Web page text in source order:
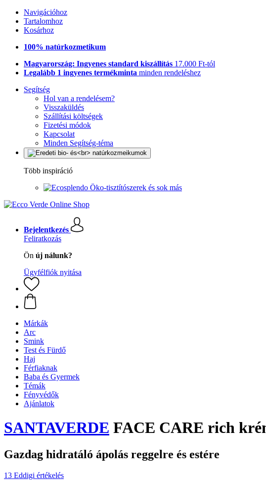
Navigációhoz
Tartalomhoz
Kosárhoz
100% natúrkozmetikum
Magyarország: Ingyenes standard kiszállítás 17.000 Ft-tól
Legalább 1 ingyenes termékminta minden rendeléshez
Segítség
Hol van a rendelésem?
Visszaküldés
Szállítási költségek
Fizetési módok
Kapcsolat
Minden Segítség-téma
Több inspiráció
Öko-tisztítószerek és sok más
Bejelentkezés
Feliratkozás
Ön új nálunk?
Ügyfélfiók nyitása
Márkák
Arc
Smink
Test és Fürdő
Haj
Férfiaknak
Baba és Gyermek
Témák
Fényvédők
Ajánlatok
SANTAVERDE FACE CARE rich
Gazdag hidratáló ápolás reggelre és estére
13 Eddigi értékelés